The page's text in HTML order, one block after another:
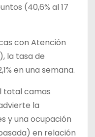
(40,6% al 17
con Atención
la tasa de
en una semana.
total camas
la
y una ocupación
en relación